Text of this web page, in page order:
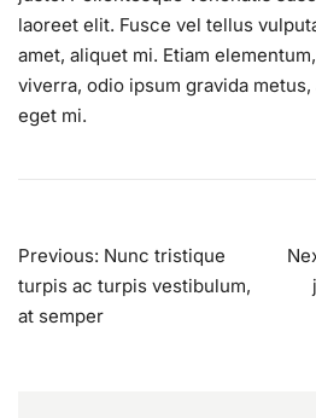
laoreet elit. Fusce vel tellus
amet, aliquet mi. Etiam
viverra, odio ipsum gravida
eget mi.
Post
navigation
Previous: Nunc tristique
turpis ac turpis vestibulum,
at semper